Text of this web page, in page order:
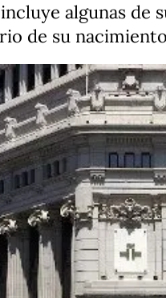
algunas
de su